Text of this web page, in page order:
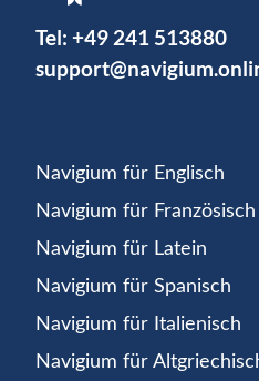
Tel: +49 241 513880
Navigium für Englisch
Navigium für Französisch
Navigium für Latein
Navigium für Spanisch
Navigium für Italienisch
Navigium für